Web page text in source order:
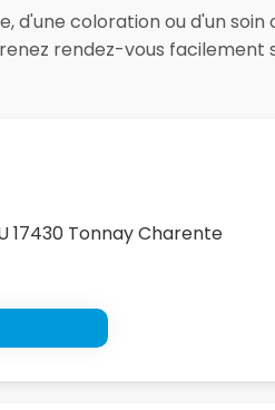
d'une coloration ou d'un
rendez-vous facilement
17430 Tonnay Charente